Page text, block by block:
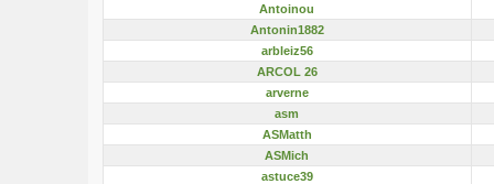
Antoinou
Antonin1882
arbleiz56
ARCOL 26
arverne
asm
ASMatth
ASMich
astuce39